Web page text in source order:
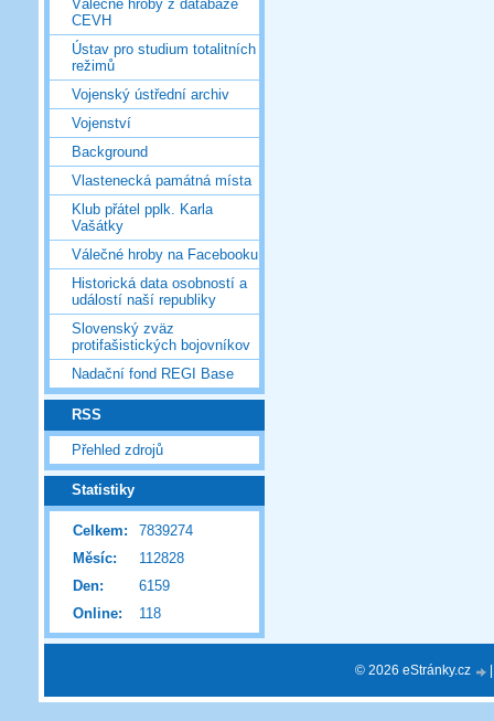
Válečné hroby z databáze
CEVH
Ústav pro studium totalitních
režimů
Vojenský ústřední archiv
Vojenství
Background
Vlastenecká památná místa
Klub přátel pplk. Karla
Vašátky
Válečné hroby na Facebooku
Historická data osobností a
událostí naší republiky
Slovenský zväz
protifašistických bojovníkov
Nadační fond REGI Base
RSS
Přehled zdrojů
Statistiky
Online: 118
Celkem:
7839274
Měsíc:
112828
Den:
6159
© 2026 eStránky.cz